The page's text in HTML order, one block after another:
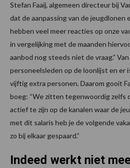
Stefan Faaij, algemeen directeur bij
dat de aanpassing van de jeugdlonen
hebben veel meer reacties op onze
in vergelijking met de maanden
aanbod nog steeds niet de vraag.”
personeelsleden op de loonlijst en er
vijftig extra personen. Daarom gooit
boeg: “We zitten tegenwoordig zelfs
actief te zijn op de kanalen waar de
met dit salaris heb je de volgende
zo bij elkaar gespaard.”
Indeed werkt niet